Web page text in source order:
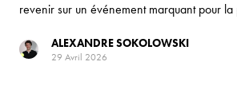
revenir sur un événement marquant pour la
premier succès de Rafael Nadal sur le circuit
ALEXANDRE SOKOLOWSKI
29 Avril 2026